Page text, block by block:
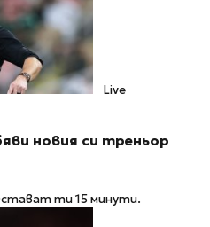
Live
новия си треньор
ти 15 минути.